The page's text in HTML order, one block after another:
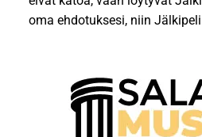
oma ehdotuksesi, niin